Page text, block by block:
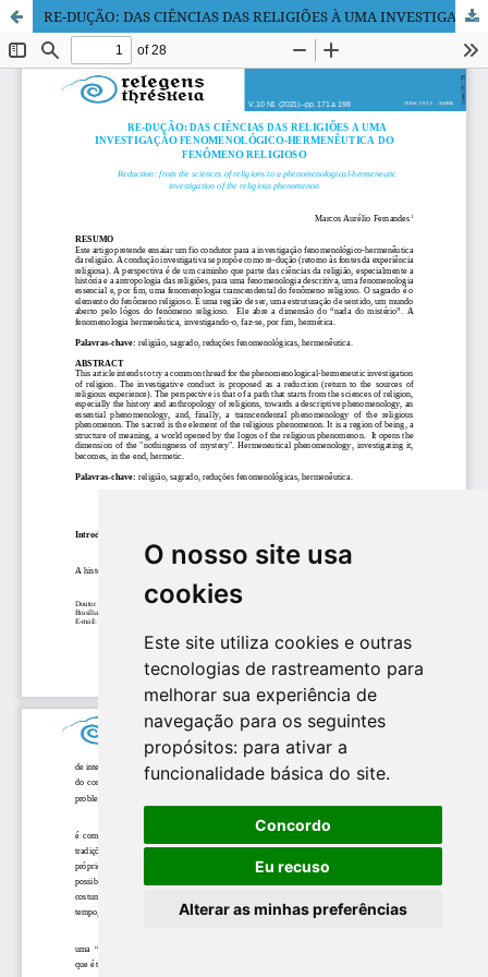
O nosso site usa
cookies
Este site utiliza cookies e outras
tecnologias de rastreamento para
melhorar sua experiência de
navegação para os seguintes
propósitos: para ativar a
funcionalidade básica do site.
Concordo
Eu recuso
Alterar as minhas preferências
RE-DUÇÃO: DAS CIÊNCIAS DAS RELIGIÕES À UMA INVESTIGAÇÃO FENOMENOLÓGICO-HERMENÊUTICA DO FENÔMENO RELIGIOSO